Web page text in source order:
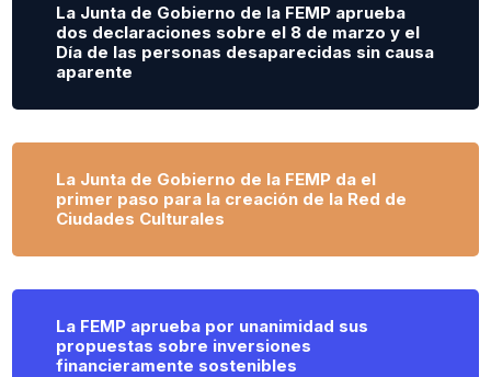
La Junta de Gobierno de la FEMP aprueba
dos declaraciones sobre el 8 de marzo y el
Día de las personas desaparecidas sin causa
aparente
La Junta de Gobierno de la FEMP da el
primer paso para la creación de la Red de
Ciudades Culturales
La FEMP aprueba por unanimidad sus
propuestas sobre inversiones
financieramente sostenibles